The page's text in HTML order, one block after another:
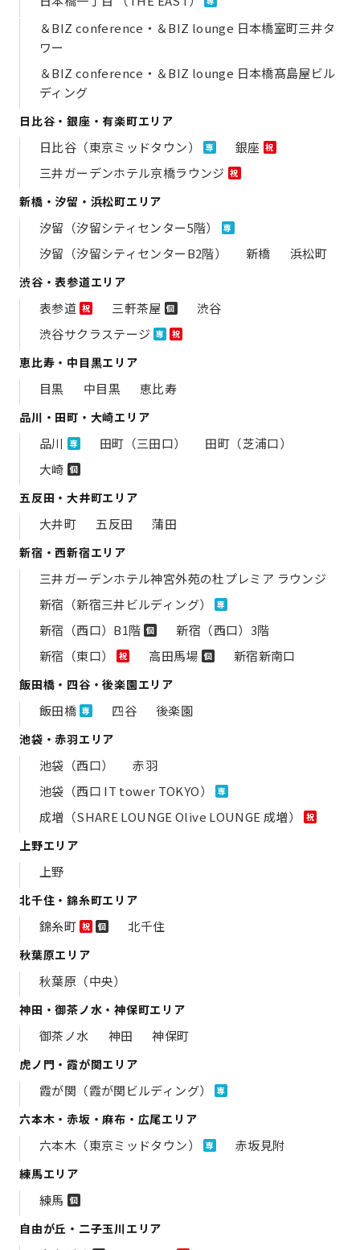
＆BIZ conference・＆BIZ lounge 日本橋室町三井タ
ワー
＆BIZ conference・＆BIZ lounge 日本橋髙島屋ビル
ディング
日比谷・銀座・有楽町エリア
日比谷（東京ミッドタウン） 専 銀座 祝
三井ガーデンホテル京橋ラウンジ 祝
新橋・汐留・浜松町エリア
汐留（汐留シティセンター5階） 専
汐留（汐留シティセンターB2階） 新橋 浜松町
渋谷・表参道エリア
表参道 祝 三軒茶屋 個
渋谷
渋谷サクラステージ 専 祝
恵比寿・中目黒エリア
目黒 中目黒 恵比寿
品川・田町・大崎エリア
品川 専 田町（三田口）
田町（芝浦口）
大崎 個
五反田・大井町エリア
大井町 五反田 蒲田
新宿・西新宿エリア
三井ガーデンホテル神宮外苑の​杜プレミア ラウンジ
新宿（新宿三井ビルディング）
専
新宿（西口）B1階 個
新宿（西口）3階
新宿（東口）
祝 高田馬場 個 新宿新南口
飯田橋・四谷・後楽園エリア
飯田橋 専 四谷 後楽園
池袋・赤羽エリア
池袋（西口）
赤羽
池袋（西口 IT tower TOKYO）
専
成増（SHARE LOUNGE Olive LOUNGE 成増） 祝
上野エリア
上野
北千住・錦糸町エリア
錦糸町 祝 個 北千住
秋葉原エリア
秋葉原（中央）
神田・御茶ノ水・神保町エリア
御茶ノ水 神田 神保町
虎ノ門・霞が関エリア
霞が関（霞が関ビルディング） 専
六本木・赤坂・麻布・広尾エリア
六本木（東京ミッドタウン） 専 赤坂見附
練馬エリア
練馬 個
自由が丘・二子玉川エリア